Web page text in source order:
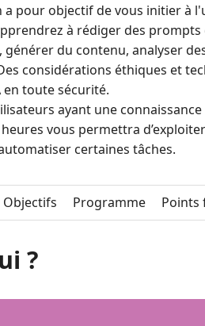
pour objectif de vous initier à
à rédiger des
générer du contenu, analyser
considérations éthiques et
en toute sécurité.
ayant une
vous permettra
certaines tâches.
Objectifs Programme Points
?